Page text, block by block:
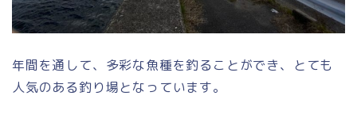
年間を通して、多彩な魚種を釣ることができ、とても
人気のある釣り場となっています。